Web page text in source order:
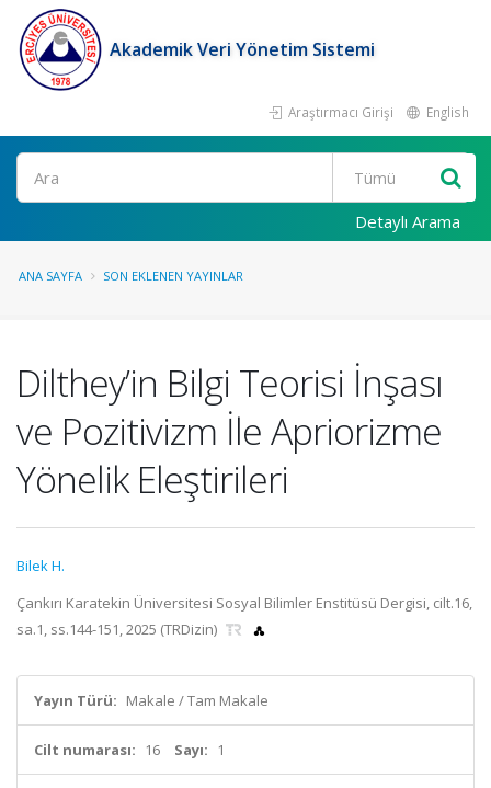
Akademik Veri Yönetim Sistemi
Araştırmacı Girişi English
Ara
Detaylı Arama
ANA SAYFA SON EKLENEN YAYINLAR
Dilthey’in Bilgi Teorisi İnşası
ve Pozitivizm İle Apriorizme
Yönelik Eleştirileri
Bilek H.
Çankırı Karatekin Üniversitesi Sosyal Bilimler Enstitüsü Dergisi, cilt.16,
sa.1, ss.144-151, 2025 (TRDizin)
Yayın Türü: Makale / Tam Makale
Cilt numarası: 16 Sayı: 1